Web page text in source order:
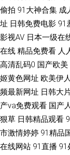
频 青苹果乐园影视在
美另类 欧美一二三区
洲网站 91热爆视频
黄色小视频app 福利
黄色网入口站 91海角
被 bt搜索磁力天堂 免
偷拍 91大神合集 成
址 日韩免费电影 91
影视AV 日本一级在
在线 精品免费看 人
高清乱码0 国产欧美
姬黄色网址 欧美伊
频最新网址 日韩大
产va免费观看 国产
狠草 日韩精品观看
市激情婷婷 91精品
在线网站 91直播 91